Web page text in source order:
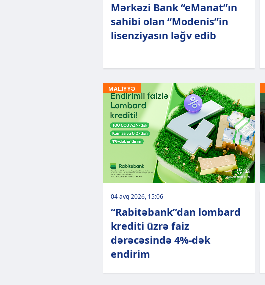
Mərkəzi Bank “eManat”ın
sahibi olan “Modenis”in
lisenziyasın ləğv edib
MALİYYƏ
04 avq 2026, 15:06
“Rabitəbank”dan lombard
krediti üzrə faiz
dərəcəsində 4%-dək
endirim